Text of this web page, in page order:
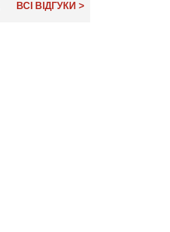
ВСІ ВІДГУКИ >